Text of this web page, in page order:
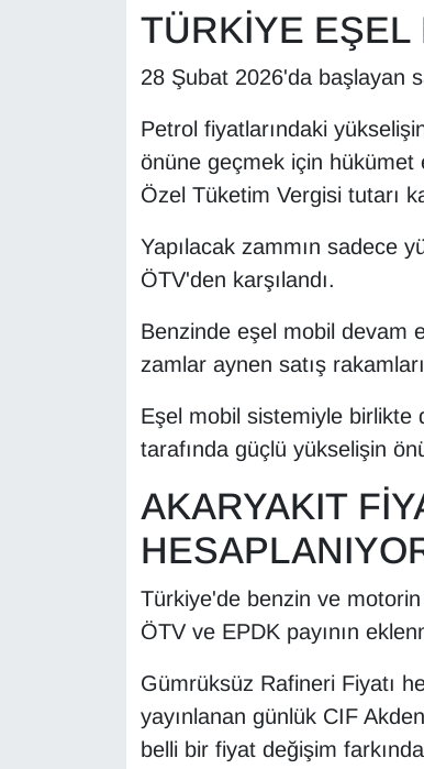
TÜRKİYE EŞEL
28 Şubat 2026'da başlayan
Petrol fiyatlarındaki
önüne geçmek için hükümet
Özel Tüketim Vergisi tutarı
Yapılacak zammın sadece
ÖTV'den karşılandı.
Benzinde eşel mobil devam
zamlar aynen satış
Eşel mobil sistemiyle birlikte
tarafında güçlü yükselişin
AKARYAKIT
Türkiye'de benzin ve
ÖTV ve EPDK payının
Gümrüksüz Rafineri Fiyatı
yayınlanan günlük CIF
belli bir fiyat değişim
Sinema - TV
TEKNOLOJİ
VAN'DA SPOR